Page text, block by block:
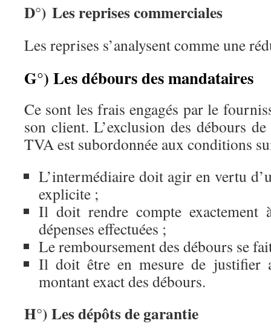
D°) Les reprises commerciales
Les reprises s’analysent comme une
G°) Les débours des mandataires
Ce sont les frais engagés par le
son client. L’exclusion des débours
TVA est subordonnée aux conditions
L’intermédiaire doit agir en vertu
explicite ;
Il doit rendre compte exactement
dépenses effectuées ;
Le remboursement des débours se
Il doit être en mesure de justifier
montant exact des débours.
H°) Les dépôts de garantie